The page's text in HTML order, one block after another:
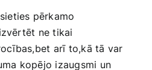
pērkamo⁢
ne tikai
arī to,kā tā var
kopējo izaugsmi un